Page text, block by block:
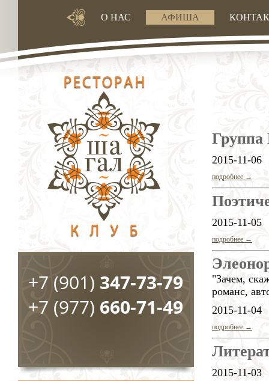
О НАС АФИША
Группа
2015-11-06
подробнее →
2015-11-05
подробнее →
"Зачем,
романс,
2015-11-04
подробнее →
2015-11-03
+7 (901) 347-73-79
+7 (977) 660-71-49